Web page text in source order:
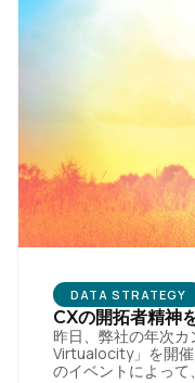
DATA STRATEGY
CXの開拓者精神
昨日、弊社の年次
Virtualocity」を開催
のイベントによっ